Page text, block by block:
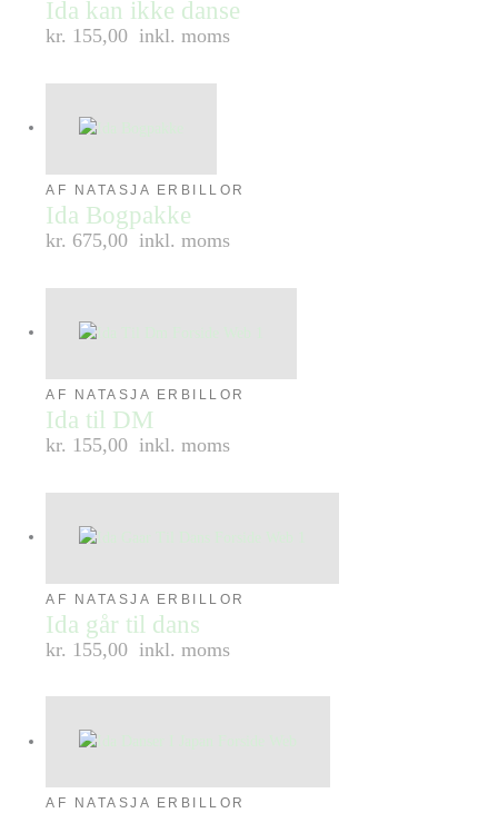
Ida kan ikke danse
kr. 155,00 inkl. moms
AF NATASJA ERBILLOR
Ida Bogpakke
kr. 675,00 inkl. moms
AF NATASJA ERBILLOR
Ida til DM
kr. 155,00 inkl. moms
AF NATASJA ERBILLOR
Ida går til dans
kr. 155,00 inkl. moms
AF NATASJA ERBILLOR